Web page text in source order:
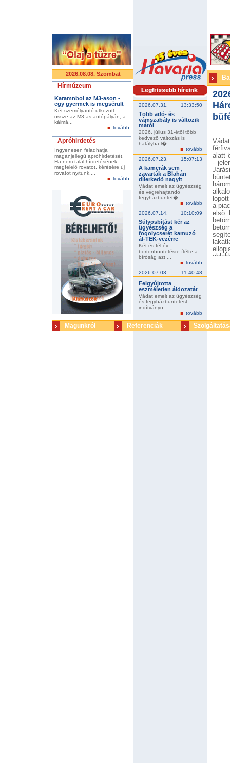
2026.08.08. Szombat
Hírmúzeum
Karamnbol az M3-ason -
egy gyermek is megsérült
Két személyautó ütközött
össze az M3-as autópályán, a
kálmá...
tovább
Apróhirdetés
Ingyenesen feladhatja
magánjellegű apróhirdetését.
Ha nem talál hírdetésének
megfelelő rovatot, kérésére új
rovatot nyitunk....
tovább
2026.07.31. 13:33:50
Több adó- és
vámszabály is változik
mától
2026. július 31-étõl több
kedvezõ változás is
hatályba l�...
tovább
2026.07.23.
15:07:13
A kamerák sem
zavarták a Blahán
dílerkedõ nagyit
Vádat emelt az ügyészség
és végrehajtandó
fegyházbüntet�...
tovább
2026.07.14.
10:10:09
Súlyosbítást kér az
ügyészség a
fogolycserét kamuzó
ál-TEK-vezérre
Két és fél év
börtönbüntetésre ítélte a
bíróság azt ...
tovább
2026.07.03.
11:40:48
Felgyújtotta
eszméletlen áldozatát
Vádat emelt az ügyészség
és fegyházbüntetést
indítványo...
tovább
alatt
-
a
elsõ
Magunkról Referenciák